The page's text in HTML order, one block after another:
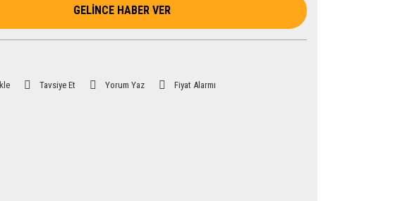
GELİNCE HABER VER
Tavsiye Et Yorum Yaz Fiyat Alarmı